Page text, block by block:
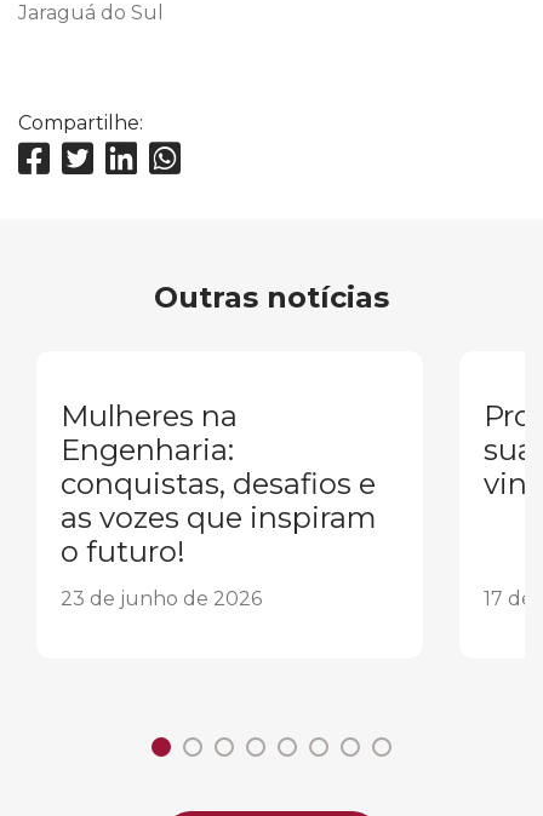
Jaraguá do Sul
Compartilhe:
Outras notícias
Mulheres na
Engenharia:
conquistas, desafios e
as vozes que inspiram
o futuro!
23 de junho de 2026
sua
17 de